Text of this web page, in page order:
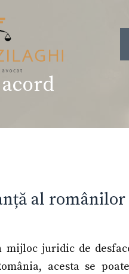
al
mijloc juridic de
acesta se